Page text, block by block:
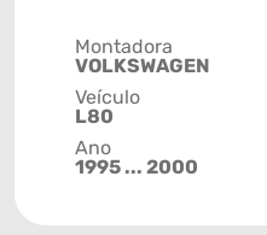
Montadora
VOLKSWAGEN
Veículo
L80
Ano
1995 ... 2000